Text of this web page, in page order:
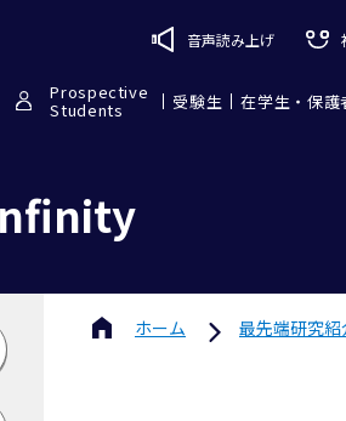
音声読み上げ
Prospective
Students 受験生 在学生・保護
ホーム 最先端研究